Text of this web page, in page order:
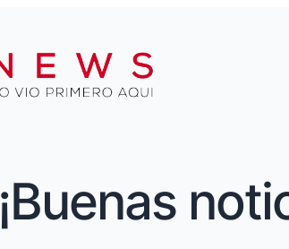
¡Buenas